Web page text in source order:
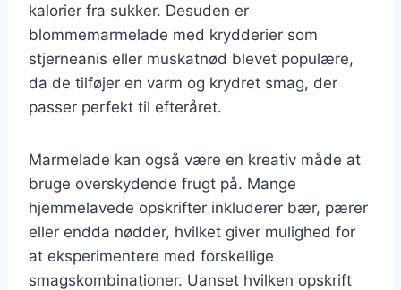
kalorier fra sukker. Desuden er
blommemarmelade med krydderier som
stjerneanis eller muskatnød blevet populære,
da de tilføjer en varm og krydret smag, der
passer perfekt til efteråret.
Marmelade kan også være en kreativ måde at
bruge overskydende frugt på. Mange
hjemmelavede opskrifter inkluderer bær, pærer
eller endda nødder, hvilket giver mulighed for
at eksperimentere med forskellige
smagskombinationer. Uanset hvilken opskrift